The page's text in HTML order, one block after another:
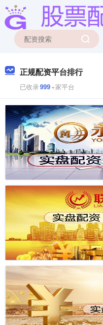
正规配资平台排行
已收录999+家平台